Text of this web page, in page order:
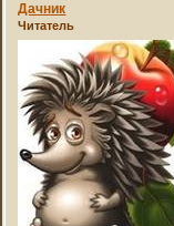
Дачник
Читатель